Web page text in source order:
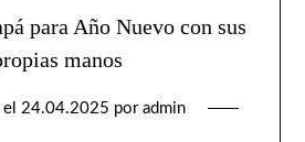
para Año Nuevo con sus
manos
24.04.2025 por admin